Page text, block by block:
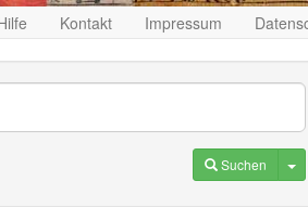
Kontakt Impressum
Suchen